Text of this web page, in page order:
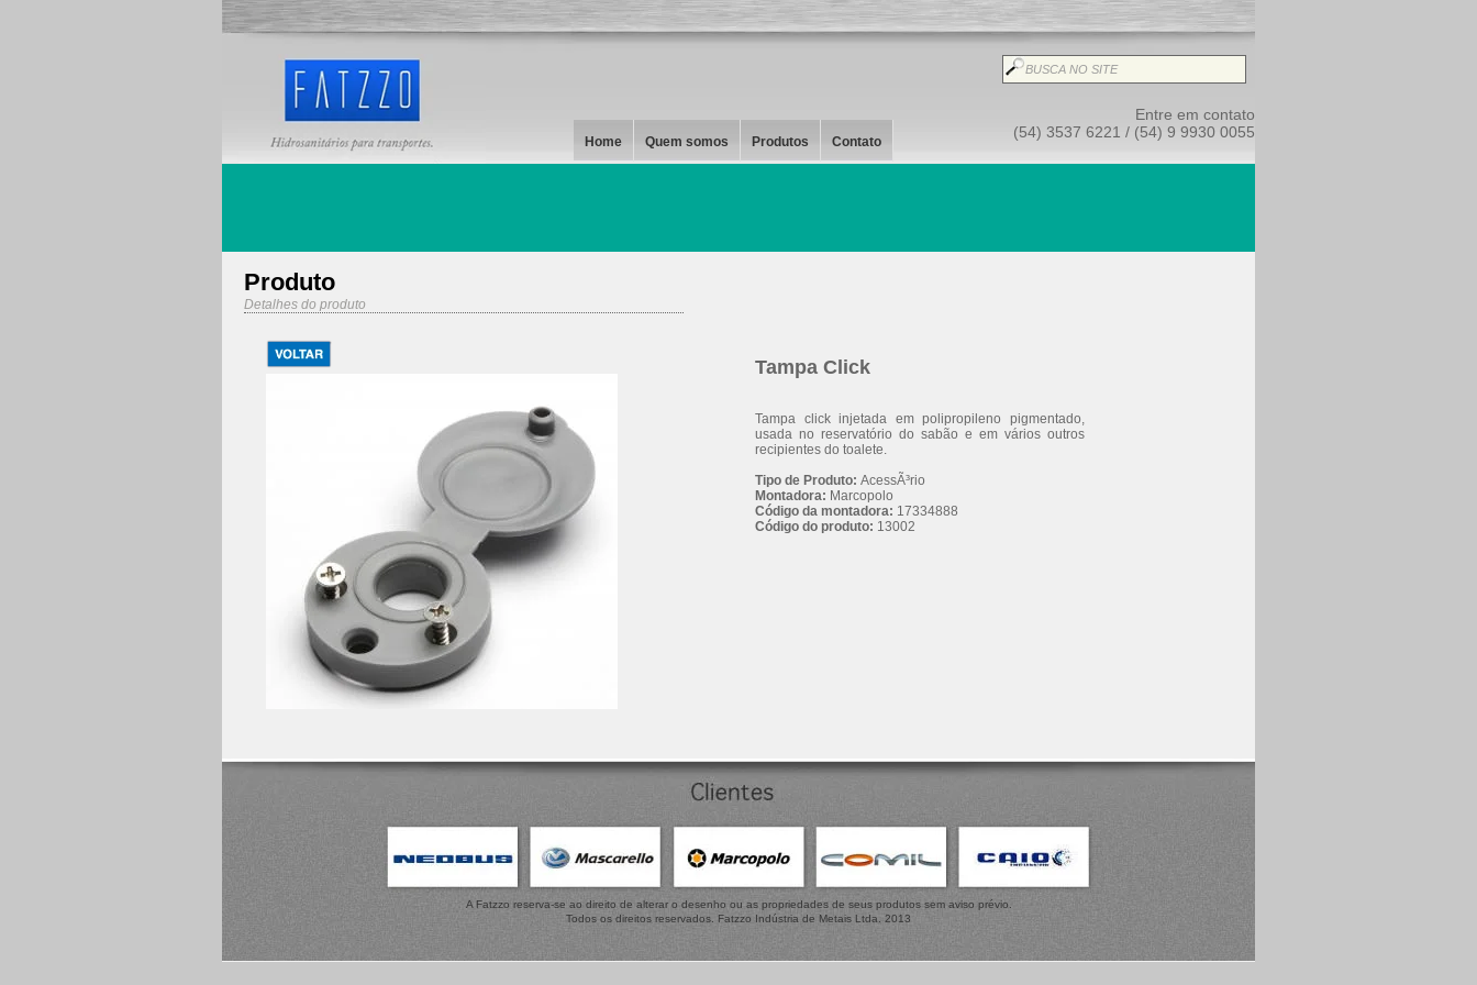
Home Quem somos Produtos Contato
Entre em contato
(54) 3537 6221 / (54) 9 9930 0055
Produto
Detalhes do produto
Tampa Click
Tampa click injetada em polipropileno pigmentado,
usada no reservatório do sabão e em vários outros
recipientes do toalete.
Tipo de Produto: AcessÃ³rio
Montadora: Marcopolo
Código da montadora: 17334888
Código do produto: 13002
A Fatzzo reserva-se ao direito de alterar o desenho ou as propriedades de seus produtos sem aviso prévio.
Todos os direitos reservados. Fatzzo Indústria de Metais Ltda. 2013